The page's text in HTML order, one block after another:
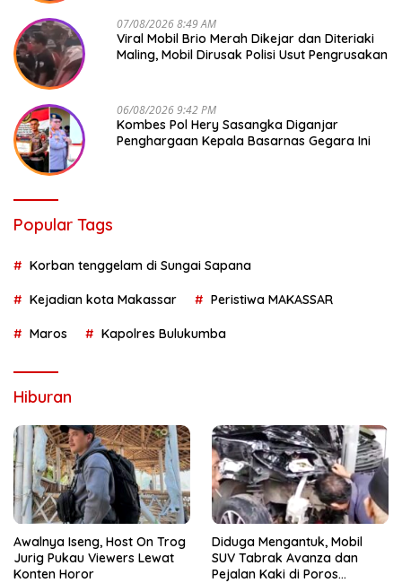
07/08/2026 8:49 AM
Viral Mobil Brio Merah Dikejar dan Diteriaki
Maling, Mobil Dirusak Polisi Usut Pengrusakan
06/08/2026 9:42 PM
Kombes Pol Hery Sasangka Diganjar
Penghargaan Kepala Basarnas Gegara Ini
Popular Tags
Korban tenggelam di Sungai Sapana
Kejadian kota Makassar Peristiwa MAKASSAR
Maros Kapolres Bulukumba
Hiburan
Awalnya Iseng, Host On Trog
Jurig Pukau Viewers Lewat
Konten Horor
Diduga Mengantuk, Mobil
SUV Tabrak Avanza dan
Pejalan Kaki di Poros